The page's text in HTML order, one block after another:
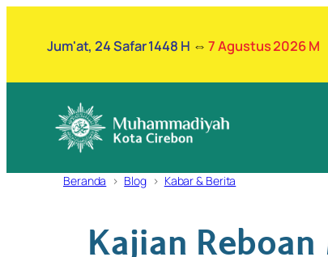
Jum'at, 24 Safar 1448 H ⇔7 Agustus 2026 M
Beranda Blog Kabar & Berita
Kajian